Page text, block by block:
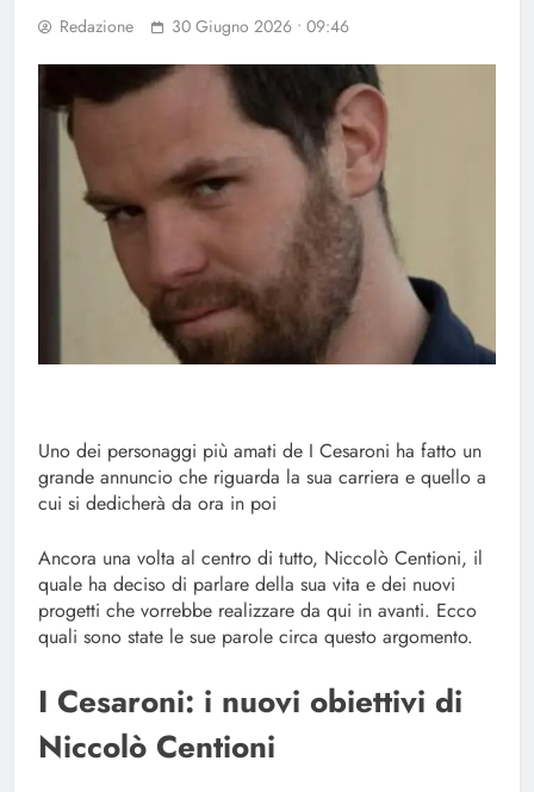
Redazione 30 Giugno 2026 • 09:46
Uno dei personaggi più amati de I Cesaroni ha fatto un
grande annuncio che riguarda la sua carriera e quello a
cui si dedicherà da ora in poi
Ancora una volta al centro di tutto, Niccolò Centioni, il
quale ha deciso di parlare della sua vita e dei nuovi
progetti che vorrebbe realizzare da qui in avanti. Ecco
quali sono state le sue parole circa questo argomento.
I Cesaroni: i nuovi obiettivi di
Niccolò Centioni